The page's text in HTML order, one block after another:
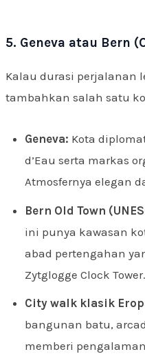
5. Geneva atau Bern
Kalau durasi perjalanan
tambahkan salah satu
Geneva: Kota
d’Eau serta markas
Atmosfernya elegan
Bern Old Town
ini punya kawasan
abad pertengahan
Zytglogge Clock Tower.
City walk klasik
bangunan batu,
memberi